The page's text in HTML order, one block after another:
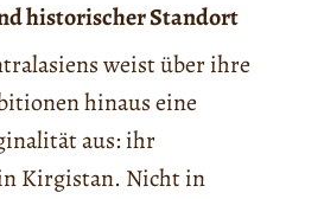
historischer Standort
weist über ihre
hinaus eine
aus: ihr
Kirgistan. Nicht in